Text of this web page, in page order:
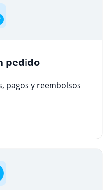
pedido
pagos y reembolsos